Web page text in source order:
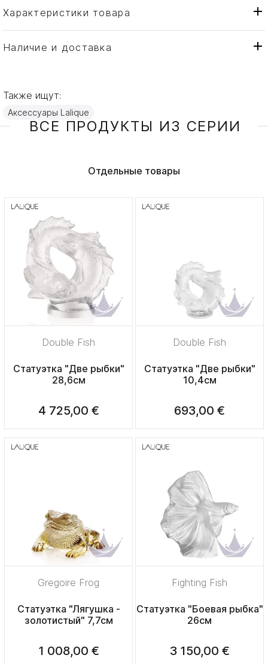
Характеристики товара
Бренд
Lalique
Страна производителя
Наличие и доставка
Также ищут:
Аксессуары Lalique
ВСЕ ПРОДУКТЫ ИЗ СЕРИИ
Отдельные товары
Double Fish
Статуэтка "Две рыбки"
28,6см
4 725,00 €
Double Fish
Статуэтка "Две рыбки"
10,4см
693,00 €
Gregoire Frog
Статуэтка "Лягушка -
золотистый" 7,7см
1 008,00 €
Fighting Fish
Статуэтка "Боевая рыбка"
26см
3 150,00 €